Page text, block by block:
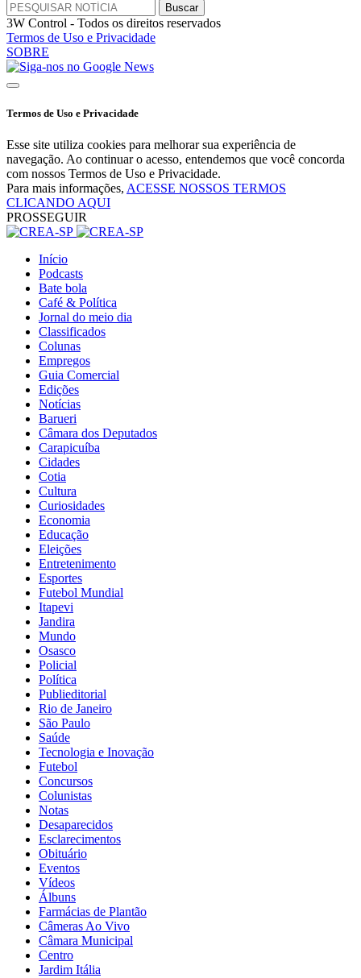
3W Control - Todos os direitos reservados
Termos de Uso e Privacidade
SOBRE
Termos de Uso e Privacidade
Esse site utiliza cookies para melhorar sua experiência de
navegação. Ao continuar o acesso, entendemos que você concorda
com nossos Termos de Uso e Privacidade.
Para mais informações, ACESSE NOSSOS TERMOS
CLICANDO AQUI
PROSSEGUIR
Início
Podcasts
Bate bola
Café & Política
Jornal do meio dia
Classificados
Colunas
Empregos
Guia Comercial
Edições
Notícias
Barueri
Câmara dos Deputados
Carapicuíba
Cidades
Cotia
Cultura
Curiosidades
Economia
Educação
Eleições
Entretenimento
Esportes
Futebol Mundial
Itapevi
Jandira
Mundo
Osasco
Policial
Política
Publieditorial
Rio de Janeiro
São Paulo
Saúde
Tecnologia e Inovação
Futebol
Concursos
Colunistas
Notas
Desaparecidos
Esclarecimentos
Obituário
Eventos
Vídeos
Álbuns
Farmácias de Plantão
Câmeras Ao Vivo
Câmara Municipal
Centro
Jardim Itália